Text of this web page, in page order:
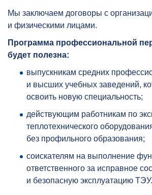
Мы заключаем договоры с
и физическими лицами.
Программа профессиональной
будет полезна:
выпускникам средних
и высших учебных заведений,
освоить новую специальность;
действующим работникам по
теплотехнического
без профильного образования;
соискателям на выполнение
ответственного за исправное
и безопасную эксплуатацию ТЭУ.